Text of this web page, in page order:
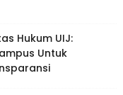
Hukum UIJ:
Untuk